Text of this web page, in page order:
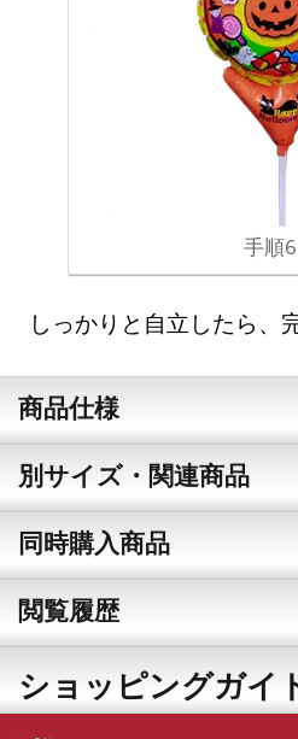
手順6
しっかりと自立したら、
商品仕様
別サイズ・関連商品
同時購入商品
閲覧履歴
ショッピングガイ